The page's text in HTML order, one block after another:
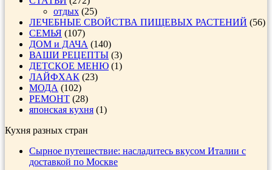
отдых (25)
ЛЕЧЕБНЫЕ СВОЙСТВА ПИЩЕВЫХ РАСТЕНИЙ (56)
СЕМЬЯ (107)
ДОМ и ДАЧА (140)
ВАШИ РЕЦЕПТЫ (3)
ДЕТСКОЕ МЕНЮ (1)
ЛАЙФХАК (23)
МОДА (102)
РЕМОНТ (28)
японская кухня (1)
Кухня разных стран
Сырное путешествие: насладитесь вкусом Италии с
доставкой по Москве